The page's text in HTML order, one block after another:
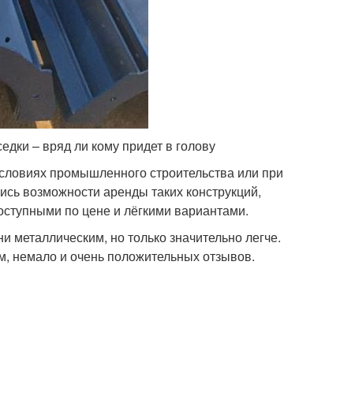
– вряд ли кому придет в голову
промышленного строительства или при
возможности аренды таких конструкций,
по цене и лёгкими вариантами.
но только значительно легче.
немало и очень положительных отзывов.